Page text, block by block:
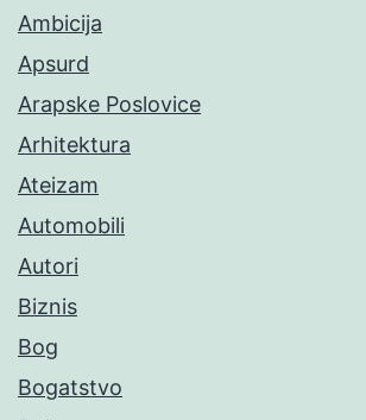
Ambicija
Apsurd
Arapske Poslovice
Arhitektura
Ateizam
Automobili
Autori
Biznis
Bog
Bogatstvo